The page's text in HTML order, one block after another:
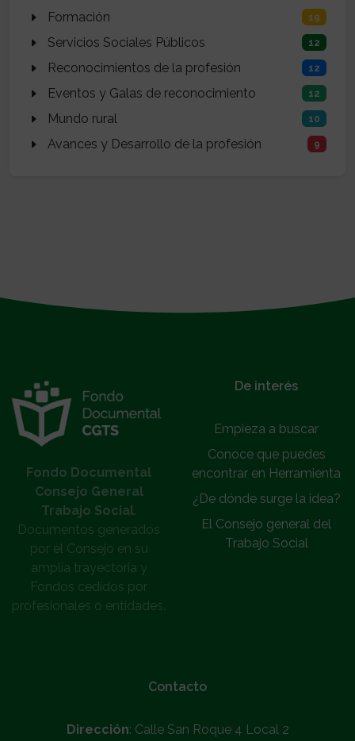
Formación 19
Servicios Sociales Públicos 12
Reconocimientos de la profesión 12
Eventos y Galas de reconocimiento 12
Mundo rural 10
Avances y Desarrollo de la profesión 9
Fondo Documental
Consejo General
Trabajo Social.
Documentos generados
por el Consejo en su
amplia trayectoria y
Fondos cedidos por
profesionales o entidades.
De interés
Empieza a buscar
Conoce que puedes
encontrar en Herramienta
¿De dónde surge la idea?
El Consejo general del
Trabajo Social
Contacto
Dirección: Calle San Roque 4 Local 2